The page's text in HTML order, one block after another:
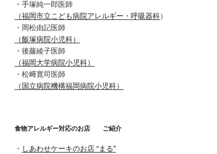
・手塚純一郎医師
（福岡市立こども病院アレルギー・呼吸器科）
・岡松由記医師
（飯塚病院小児科）
・後藤綾子医師
（福岡大学病院小児科）
・松﨑寛司医師
（国立病院機構福岡病院小児科）
食物アレルギー対応のお店 ご紹介
・ しあわせケーキのお店 “まる”